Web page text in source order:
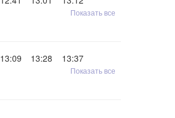
Показать все
13:09 13:28
13:37
Показать все